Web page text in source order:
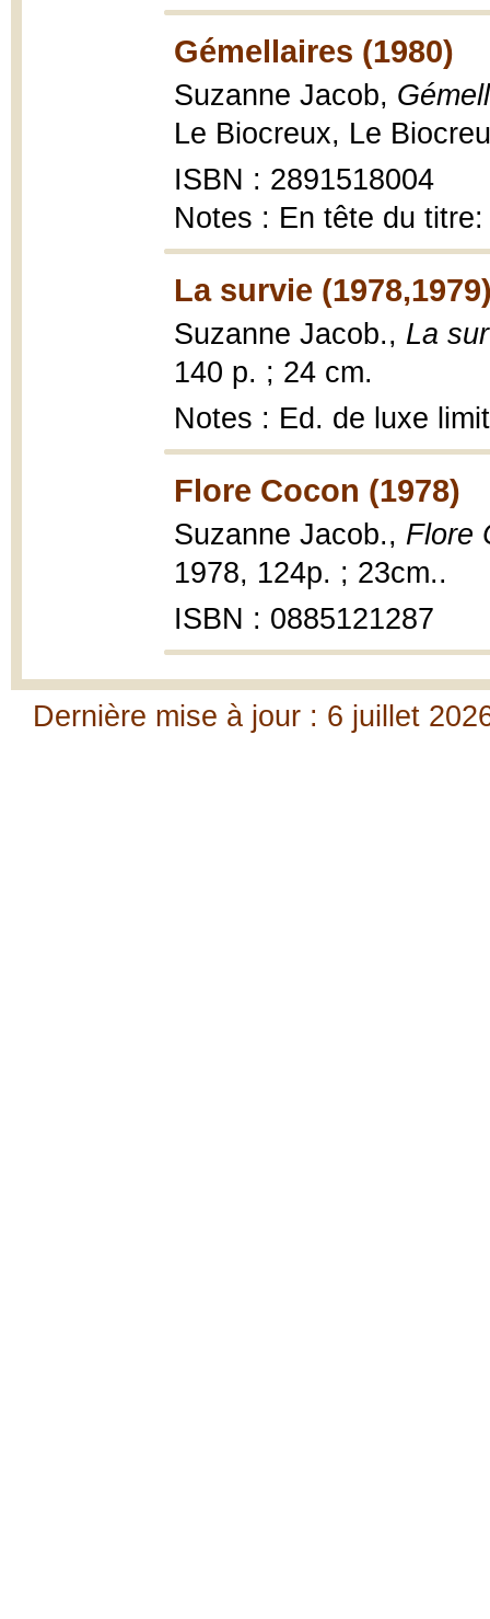
Gémellaires (1980)
Suzanne Jacob,
Le Biocreux, Le
ISBN : 2891518004
Notes : En tête du
La survie
Suzanne Jacob., La
140 p. ; 24 cm.
Notes : Ed. de luxe
Flore Cocon (1978)
Suzanne Jacob., Flore
1978, 124p. ; 23cm..
ISBN : 0885121287
Dernière mise à jour : 6 juillet